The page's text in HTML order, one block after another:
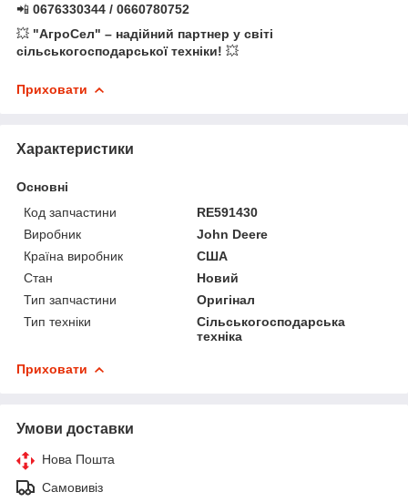
📲 0676330344 / 0660780752
💥 "АгроСел" – надійний партнер у світі
сільськогосподарської техніки! 💥
Приховати
Характеристики
Основні
Код запчастини
RE591430
Виробник
John Deere
Країна виробник
США
Стан
Новий
Тип запчастини
Оригінал
Тип техніки
Сільськогосподарська
техніка
Приховати
Умови доставки
Нова Пошта
Самовивіз